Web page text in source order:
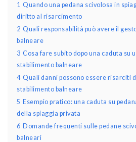
1 Quando una pedana scivolosa in
diritto al risarcimento
2 Quali responsabilità può avere il
balneare
3 Cosa fare subito dopo una caduta su
stabilimento balneare
4 Quali danni possono essere risarciti
stabilimento balneare
5 Esempio pratico: una caduta su
della spiaggia privata
6 Domande frequenti sulle pedane
balneari